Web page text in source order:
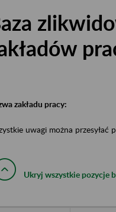
zakładu pracy:
uwagi można przesyłać
Ukryj wszystkie pozycje